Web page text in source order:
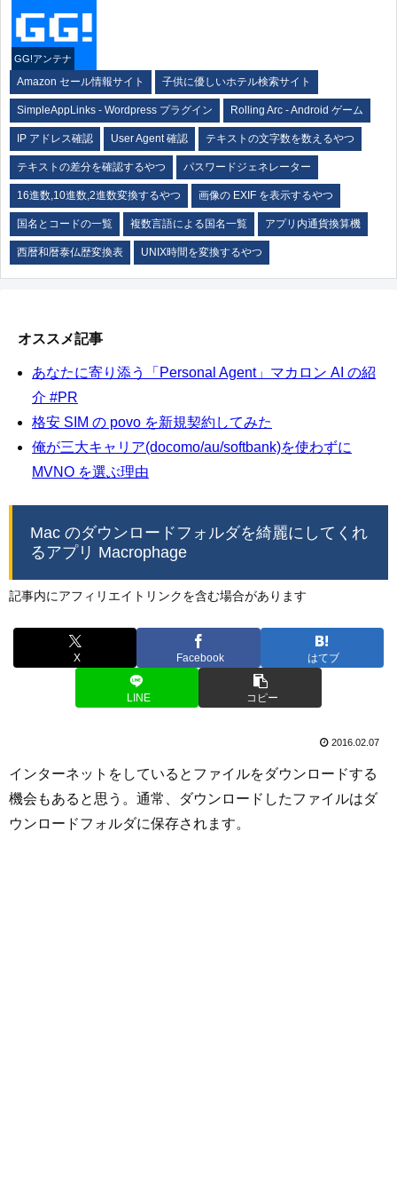
GG!アンテナ
Amazon セール情報サイト 子供に優しいホテル検索サイト
SimpleAppLinks - Wordpress プラグイン Rolling Arc - Android ゲーム
IP アドレス確認 User Agent 確認 テキストの文字数を数えるやつ
テキストの差分を確認するやつ パスワードジェネレーター
16進数,10進数,2進数変換するやつ 画像の EXIF を表示するやつ
国名とコードの一覧 複数言語による国名一覧 アプリ内通貨換算機
西暦和暦泰仏歴変換表 UNIX時間を変換するやつ
オススメ記事
あなたに寄り添う「Personal Agent」マカロン AI の紹
介 #PR
格安 SIM の povo を新規契約してみた
俺が三大キャリア(docomo/au/softbank)を使わずに
MVNO を選ぶ理由
Mac のダウンロードフォルダを綺麗にしてくれ
るアプリ Macrophage
記事内にアフィリエイトリンクを含む場合があります
X Facebook はてブ
LINE コピー
2016.02.07
インターネットをしているとファイルをダウンロードする
機会もあると思う。通常、ダウンロードしたファイルはダ
ウンロードフォルダに保存されます。